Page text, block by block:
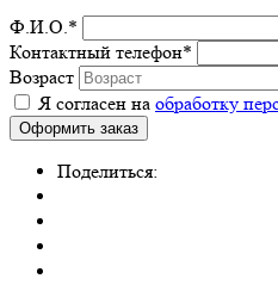
Ф.И.О. *
Контактный телефон*
Возраст
Я согласен на обработку
Поделиться: